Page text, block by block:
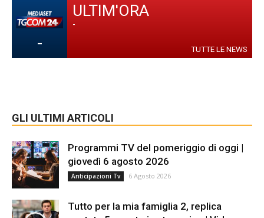
-
ULTIM'ORA
-
TUTTE LE NEWS
GLI ULTIMI ARTICOLI
Programmi TV del pomeriggio di oggi |
giovedì 6 agosto 2026
Anticipazioni Tv 6 Agosto 2026
Tutto per la mia famiglia 2, replica